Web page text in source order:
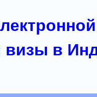
визы в